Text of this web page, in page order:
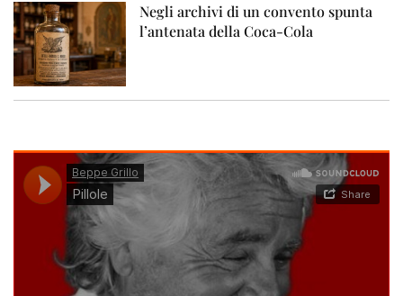
Negli archivi di un convento spunta
l’antenata della Coca-Cola